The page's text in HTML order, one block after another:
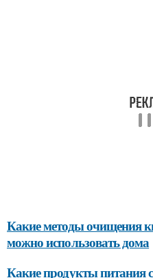
Какие методы очищения
можно использовать дома
Какие продукты питания